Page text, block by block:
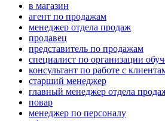
в магазин
агент по продажам
менеджер отдела продаж
продавец
представитель по продажам
специалист по организации
консультант по работе с
старший менеджер
главный менеджер отдела
повар
менеджер по персоналу